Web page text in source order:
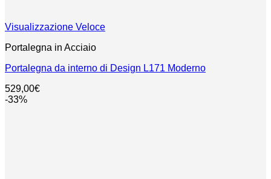
Visualizzazione Veloce
Portalegna in Acciaio
Portalegna da interno di Design L171 Moderno
529,00€
-33%